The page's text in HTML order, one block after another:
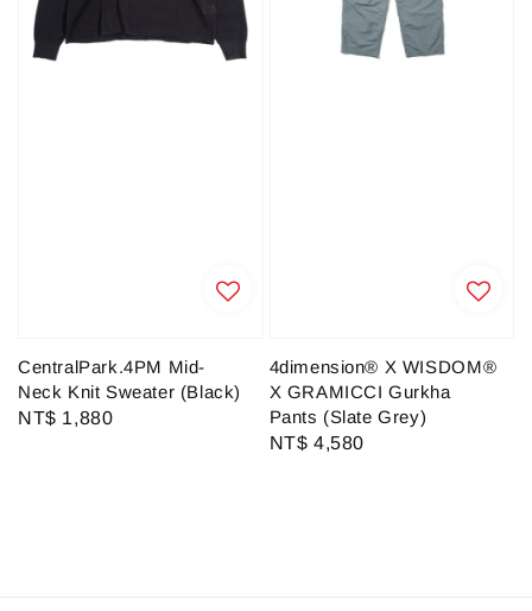
CentralPark.4PM Mid-
Neck Knit Sweater (Black)
Regular
NT$ 1,880
4dimension® X WISDOM®
X GRAMICCI Gurkha
Pants (Slate Grey)
Regular
NT$ 4,580